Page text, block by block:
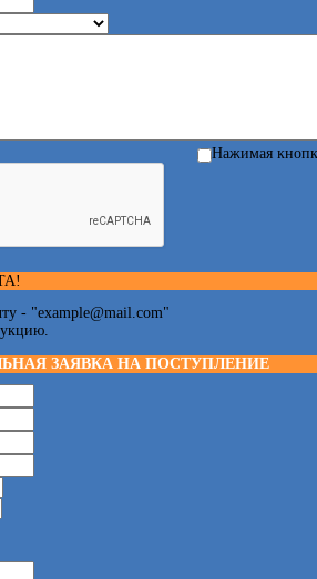
Нажимая
- "example@mail.com"
ЗАЯВКА НА ПОСТУПЛЕНИЕ